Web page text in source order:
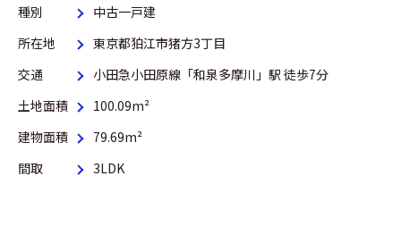
種別
中古一戸建
所在地
東京都狛江市猪方3丁目
交通
小田急小田原線「和泉多摩川」駅 徒歩7分
土地面積
100.09m²
建物面積
79.69m²
間取
3LDK